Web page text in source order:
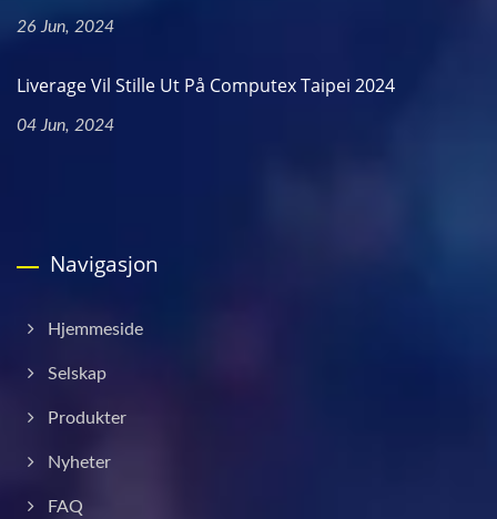
26 Jun, 2024
Liverage Vil Stille Ut På Computex Taipei 2024
04 Jun, 2024
Navigasjon
Hjemmeside
Selskap
Produkter
Nyheter
FAQ